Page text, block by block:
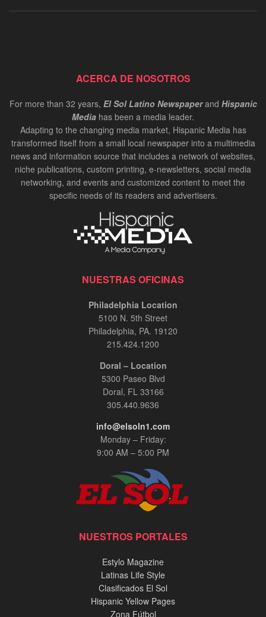
ACERCA DE NOSOTROS
For more than 32 years, El Sol Latino Newspaperand Hispanic
Media has been a media leader.
Adapting to the changing media market, Hispanic Media has
transformed itself from a small local newspaper into a multimedia
news and information source that includes a network of websites,
niche publications, custom printing, e-newsletters, social media
networking, and events and customized content to meet the
specific needs of its readers and advertisers.
NUESTRAS OFICINAS
Philadelphia Location
5100 N. 5th Street
Philadelphia, PA. 19120
215.424.1200
Doral – Location
5300 Paseo Blvd
Doral, FL 33166
305.440.9636
info@elsoln1.com
Monday – Friday:
9:00 AM – 5:00 PM
NUESTROS PORTALES
Estylo Magazine
Latinas Life Style
Clasificados El Sol
Hispanic Yellow Pages
Zona Fútbol